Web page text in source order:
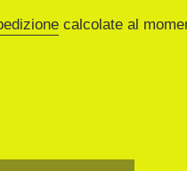
calcolate al